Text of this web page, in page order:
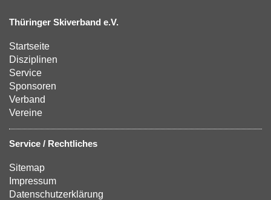
Thüringer Skiverband e.V.
Startseite
Disziplinen
Service
Sponsoren
Verband
Vereine
Service / Rechtliches
Sitemap
Impressum
Datenschutzerklärung